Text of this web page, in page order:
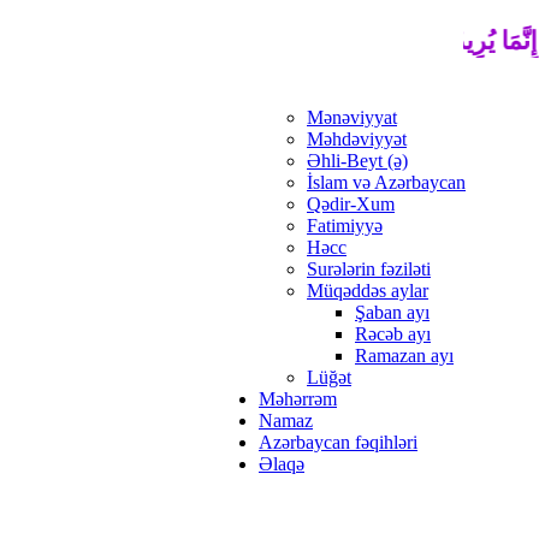
إِنَّمَا يُرِيدُ اللَّهُ لِيُذْهِبَ عَنْكُمُ الرِّجْسَ أَهْلَ الْبَيْتِ
Mənəviyyat
Məhdəviyyət
Əhli-Beyt (ə)
İslam və Azərbaycan
Qədir-Xum
Fatimiyyə
Həcc
Surələrin fəziləti
Müqəddəs aylar
Şaban ayı
Rəcəb ayı
Ramazan ayı
Lüğət
Məhərrəm
Namaz
Azərbaycan fəqihləri
Əlaqə